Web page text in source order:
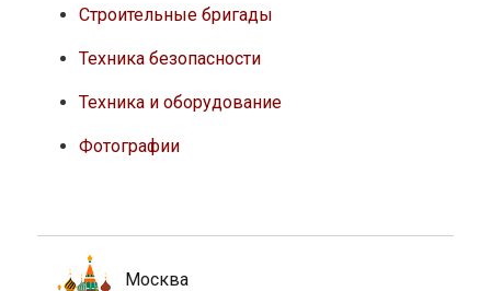
Строительные бригады
Техника безопасности
Техника и оборудование
Фотографии
Москва